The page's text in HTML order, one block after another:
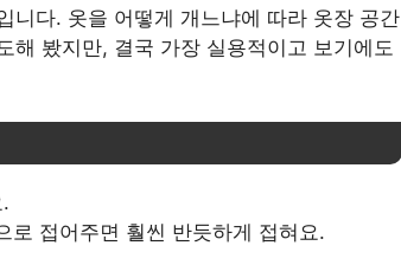
니다. 옷을 어떻게 개느냐에 따라 옷장 공간
해 봤지만, 결국 가장 실용적이고 보기에도
로 접어주면 훨씬 반듯하게 접혀요.